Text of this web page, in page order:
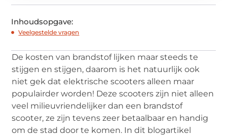
Inhoudsopgave:
Veelgestelde vragen
De kosten van brandstof lijken maar steeds te
stijgen en stijgen, daarom is het natuurlijk ook
niet gek dat elektrische scooters alleen maar
populairder worden! Deze scooters zijn niet alleen
veel milieuvriendelijker dan een brandstof
scooter, ze zijn tevens zeer betaalbaar en handig
om de stad door te komen. In dit blogartikel